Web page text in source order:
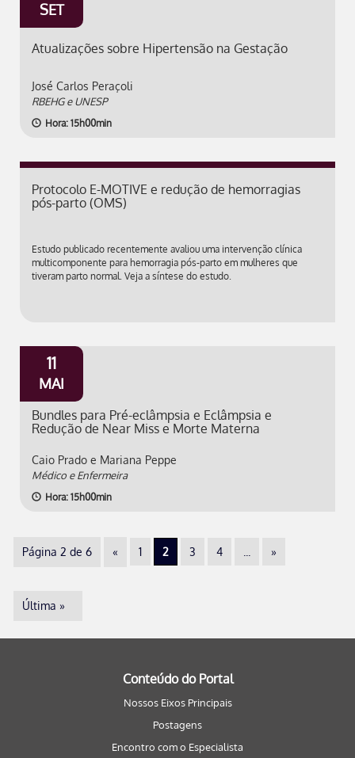
SET
Atualizações sobre Hipertensão na Gestação
José Carlos Peraçoli
RBEHG e UNESP
Hora: 15h00min
Protocolo E-MOTIVE e redução de hemorragias
pós-parto (OMS)
Estudo publicado recentemente avaliou uma intervenção clínica
multicomponente para hemorragia pós-parto em mulheres que
tiveram parto normal. Veja a síntese do estudo.
11
MAI
Bundles para Pré-eclâmpsia e Eclâmpsia e
Redução de Near Miss e Morte Materna
Caio Prado e Mariana Peppe
Médico e Enfermeira
Hora: 15h00min
Página 2 de 6 « 1 2 3 4 »
Última »
Conteúdo do Portal
Nossos Eixos Principais
Postagens
Encontro com o Especialista